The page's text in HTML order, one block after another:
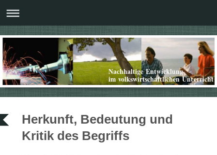
Nachhaltige Entwicklung
im volkswirtschaftlichen Unterricht
Herkunft, Bedeutung und
Kritik des Begriffs